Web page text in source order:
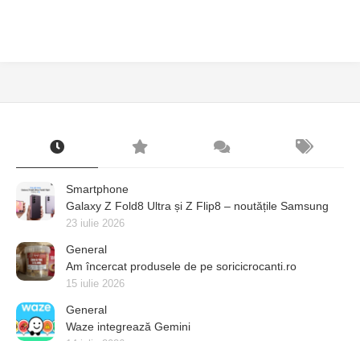
Smartphone
Galaxy Z Fold8 Ultra și Z Flip8 – noutățile Samsung
23 iulie 2026
General
Am încercat produsele de pe soricicrocanti.ro
15 iulie 2026
General
Waze integrează Gemini